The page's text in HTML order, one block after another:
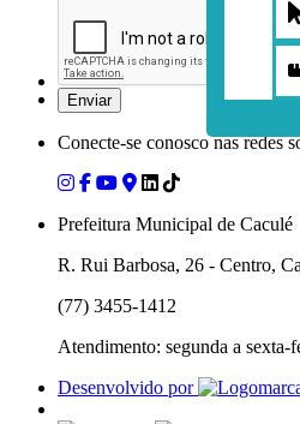
Conecte-se conosco nas redes
Prefeitura Municipal de Caculé
R. Rui Barbosa, 26 - Centro,
(77) 3455-1412
Atendimento: segunda a sexta-
Desenvolvido por